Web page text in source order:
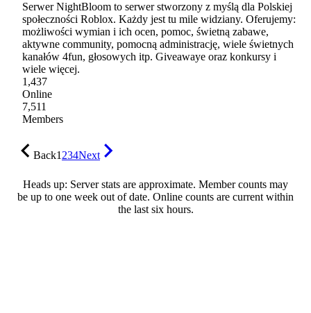
Serwer NightBloom to serwer stworzony z myślą dla Polskiej
społeczności Roblox. Każdy jest tu mile widziany. Oferujemy:
możliwości wymian i ich ocen, pomoc, świetną zabawe,
aktywne community, pomocną administrację, wiele świetnych
kanałów 4fun, głosowych itp. Giveawaye oraz konkursy i
wiele więcej.
1,437
Online
7,511
Members
Back1234Next
Heads up: Server stats are approximate. Member counts may
be up to one week out of date. Online counts are current within
the last six hours.